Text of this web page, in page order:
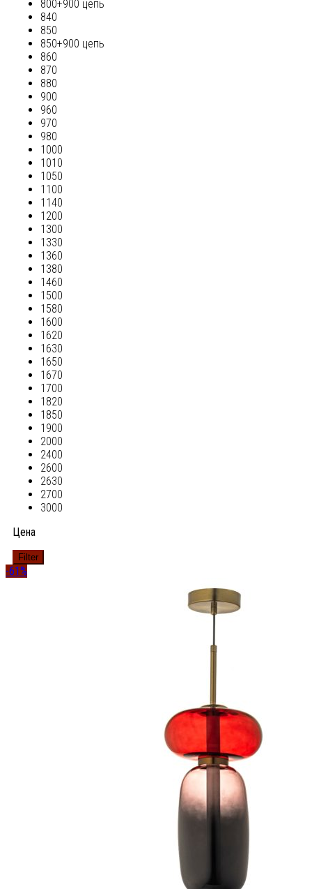
800+900 цепь
840
850
850+900 цепь
860
870
880
900
960
970
980
1000
1010
1050
1100
1140
1200
1300
1330
1360
1380
1460
1500
1580
1600
1620
1630
1650
1670
1700
1820
1850
1900
2000
2400
2600
2630
2700
3000
Цена
Filter
-61%